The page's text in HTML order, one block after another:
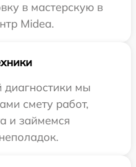
в мастерскую в
Midea.
диагностики мы
смету работ,
и займемся